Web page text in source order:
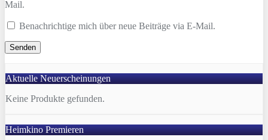
Mail.
Benachrichtige mich über neue Beiträge via E-Mail.
Aktuelle Neuerscheinungen
Keine Produkte gefunden.
Heimkino Premieren